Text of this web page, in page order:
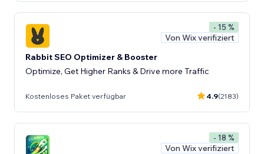
- 15 %
Von Wix verifiziert
Rabbit SEO Optimizer & Booster
Optimize, Get Higher Ranks & Drive more Traffic
Kostenloses Paket verfügbar 4.9(2183)
- 18 %
Von Wix verifiziert